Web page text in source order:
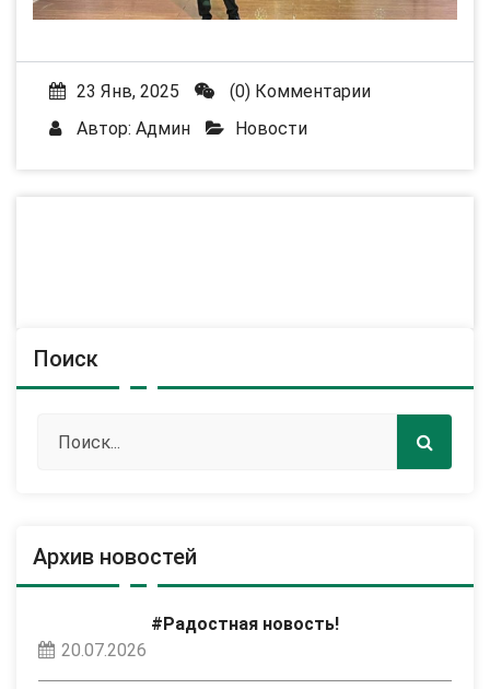
23 Янв, 2025
(0) Комментарии
Автор: Админ Новости
Поиск
Архив новостей
#Радостная новость!
20.07.2026